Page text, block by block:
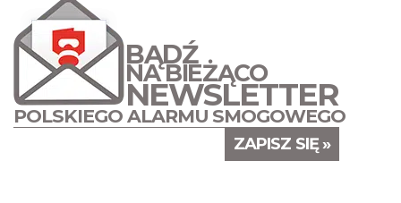
BĄDŹ
NA BIEŻĄCO
NEWSLETTER
POLSKIEGO ALARMU SMOGOWEGO
ZAPISZ SIĘ »